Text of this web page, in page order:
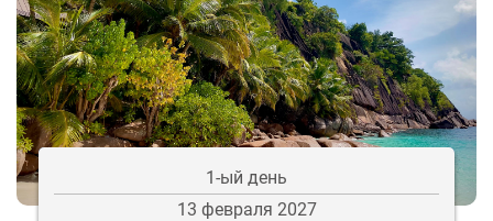
1-ый день
13 февраля 2027